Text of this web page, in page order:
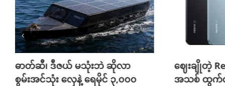
ဓာတ်ဆီ၊ ဒီဇယ် မသုံးဘဲ ဆိုလာ
စွမ်းအင်သုံး လှေနဲ့ ရေမိုင် ၃,၀၀၀
ဈေးချိုတဲ့
အသစ် ထွက်လ